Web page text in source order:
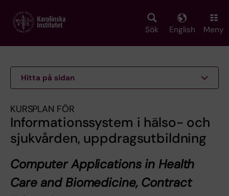
main
Sök English Meny
Hitta på sidan
KURSPLAN FÖR
Informationssystem i hälso- och
sjukvården, uppdragsutbildning
Computer Applications in Health
Care and Biomedicine, Contract